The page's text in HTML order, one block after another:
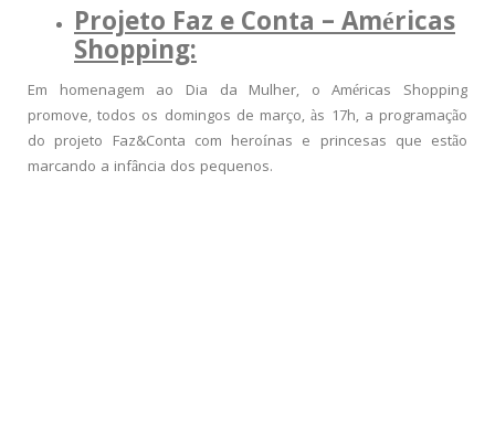
Projeto Faz e Conta – Américas
Shopping:
Em homenagem ao Dia da Mulher, o Américas Shopping
promove, todos os domingos de março, às 17h, a programação
do projeto Faz&Conta com heroínas e princesas que estão
marcando a infância dos pequenos.